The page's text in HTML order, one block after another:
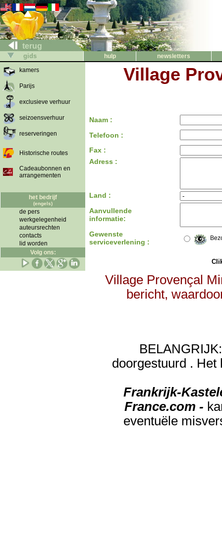
terug
gids hulp
newsletters
kamers
Parijs
exclusieve verhuur
seizoensverhuur
reserveringen
Historische routes
Cadeaubonnen en
arrangementen
het bedrijf
(engels)
de pers
werkgelegenheid
auteursrechten
contacts
lid worden
Volg ons:
Village
Naam :
Telefoon :
Fax :
Adress :
Land :
Aanvullende
informatie:
Gewenste
serviceverlening :
Village Provençal
bericht,
doorgestuurd . Het
Frankrijk-
France.com -
eventuële